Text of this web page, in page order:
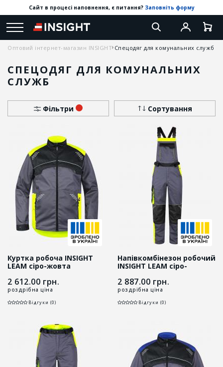
Сайт в процесі наповнення, є питання? Заповніть форму
Оптовий інтернет-магазин INSIGHT Спецодяг для комунальних служб
СПЕЦОДЯГ ДЛЯ КОМУНАЛЬНИХ
СЛУЖБ
Фільтри Сортування
Куртка робоча INSIGHT
LEAM сіро-жовта
2 612.00 грн.
роздрібна ціна
Відгуки (0)
Напівкомбінезон робочий
INSIGHT LEAM сіро-
2 887.00 грн.
роздрібна ціна
Відгуки (0)